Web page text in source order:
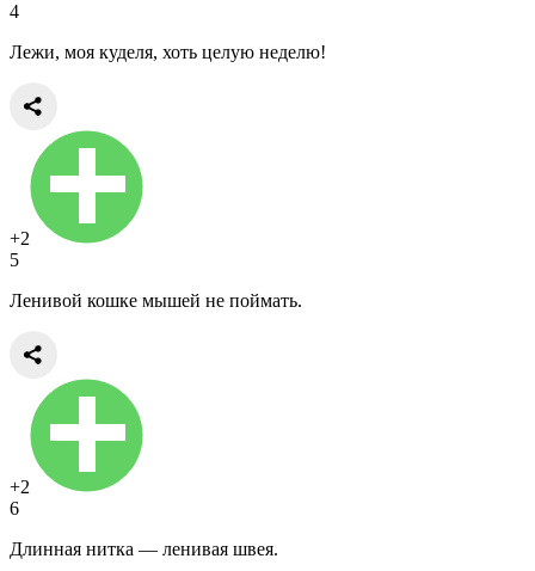
4
Лежи, моя куделя, хоть целую неделю!
+2
5
Ленивой кошке мышей не поймать.
+2
6
Длинная нитка — ленивая швея.